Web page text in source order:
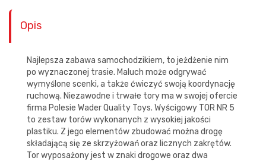
Opis
Najlepsza zabawa samochodzikiem, to jeżdżenie nim
po wyznaczonej trasie. Maluch może odgrywać
wymyślone scenki, a także ćwiczyć swoją koordynację
ruchową. Niezawodne i trwałe tory ma w swojej ofercie
firma Polesie Wader Quality Toys. Wyścigowy TOR NR 5
to zestaw torów wykonanych z wysokiej jakości
plastiku. Z jego elementów zbudować można drogę
składającą się ze skrzyżowań oraz licznych zakrętów.
Tor wyposażony jest w znaki drogowe oraz dwa